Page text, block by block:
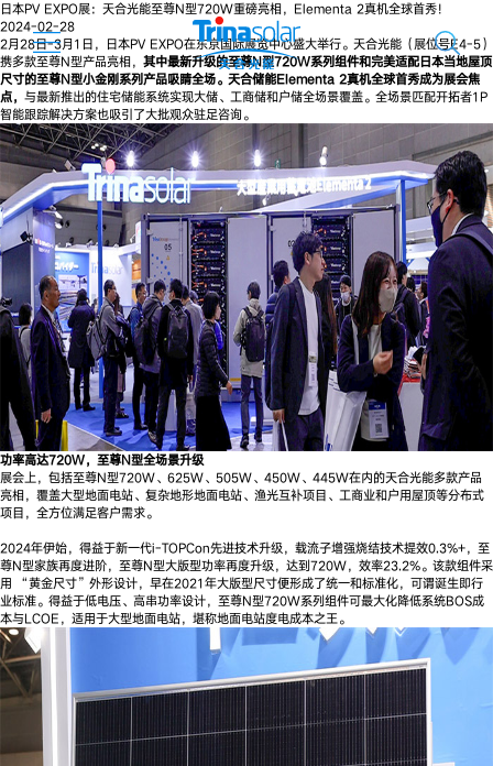
日本PV EXPO展：天合光能至尊N型720W重磅亮相，Elementa 2真机全球首秀！
2024-02-28
2月28日-3月1日，日本PV EXPO在东京国际展览中心盛大举行。天合光能（展位号E4-5）
携多款至尊N型产品亮相， 其中最新升级的至尊N型720W系列组件和完美适配日本当地屋顶
尺寸的至尊N型小金刚系列产品吸睛全场。天合储能Elementa 2真机全球首秀成为展会焦
点， 与最新推出的住宅储能系统实现大储、工商储和户储全场景覆盖。全场景匹配开拓者1P
智能跟踪解决方案也吸引了大批观众驻足咨询。
功率高达720W， 至尊N型全场景升级
展会上，包括至尊N型720W、625W、505W、450W、445W在内的天合光能多款产品
亮相，覆盖大型地面电站、复杂地形地面电站、渔光互补项目、工商业和户用屋顶等分布式
项目，全方位满足客户需求。
2024年伊始，得益于新一代i-TOPCon先进技术升级，载流子增强烧结技术提效0.3%+，至
尊N型家族再度进阶，至尊N型大版型功率再度升级，达到720W，效率23.2%。该款组件采
用 “黄金尺寸”外形设计，早在2021年大版型尺寸便形成了统一和标准化，可谓诞生即行
业标准。得益于低电压、高串功率设计，至尊N型720W系列组件可最大化降低系统BOS成
本与LCOE，适用于大型地面电站，堪称地面电站度电成本之王。